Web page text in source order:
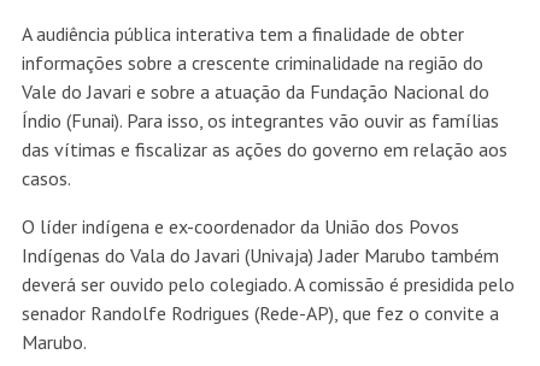
A audiência pública interativa tem a finalidade de obter
informações sobre a crescente criminalidade na região do
Vale do Javari e sobre a atuação da Fundação Nacional do
Índio (Funai). Para isso, os integrantes vão ouvir as famílias
das vítimas e fiscalizar as ações do governo em relação aos
casos.
O líder indígena e ex-coordenador da União dos Povos
Indígenas do Vala do Javari (Univaja) Jader Marubo também
deverá ser ouvido pelo colegiado. A comissão é presidida pelo
senador Randolfe Rodrigues (Rede-AP), que fez o convite a
Marubo.